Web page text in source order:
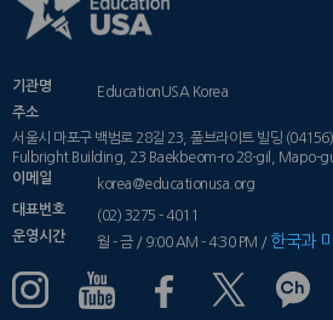
기관명
EducationUSA Korea
주소
서울시 마포구 백범로 28길 23, 풀브라이트 빌딩 (04156)
Fulbright Building, 23 Baekbeom-ro 28-gil, Mapo-
이메일
korea@educationusa.org
대표번호
(02) 3275 - 4011
운영시간
월 - 금 / 9:00 AM - 4:30 PM / 한국과